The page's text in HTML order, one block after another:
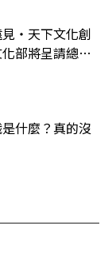
見‧天下文化創
部將呈請總統
是什麼？真的沒